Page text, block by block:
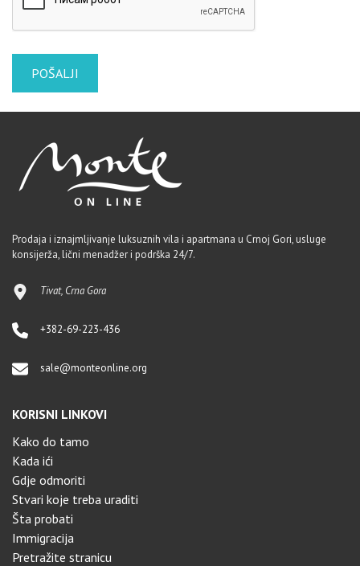
Prodaja i iznajmljivanje luksuznih vila i apartmana u Crnoj Gori, usluge
konsijerža, lični menadžer i podrška 24/7.
Tivat, Crna Gora
+382-69-223-436
sale@monteonline.org
KORISNI LINKOVI
Kako do tamo
Kada ići
Gdje odmoriti
Stvari koje treba uraditi
Šta probati
Immigracija
Pretražite stranicu